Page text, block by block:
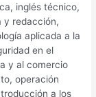
inglés técnico,
y redacción,
aplicada a la
en el
y al comercio
operación
a los